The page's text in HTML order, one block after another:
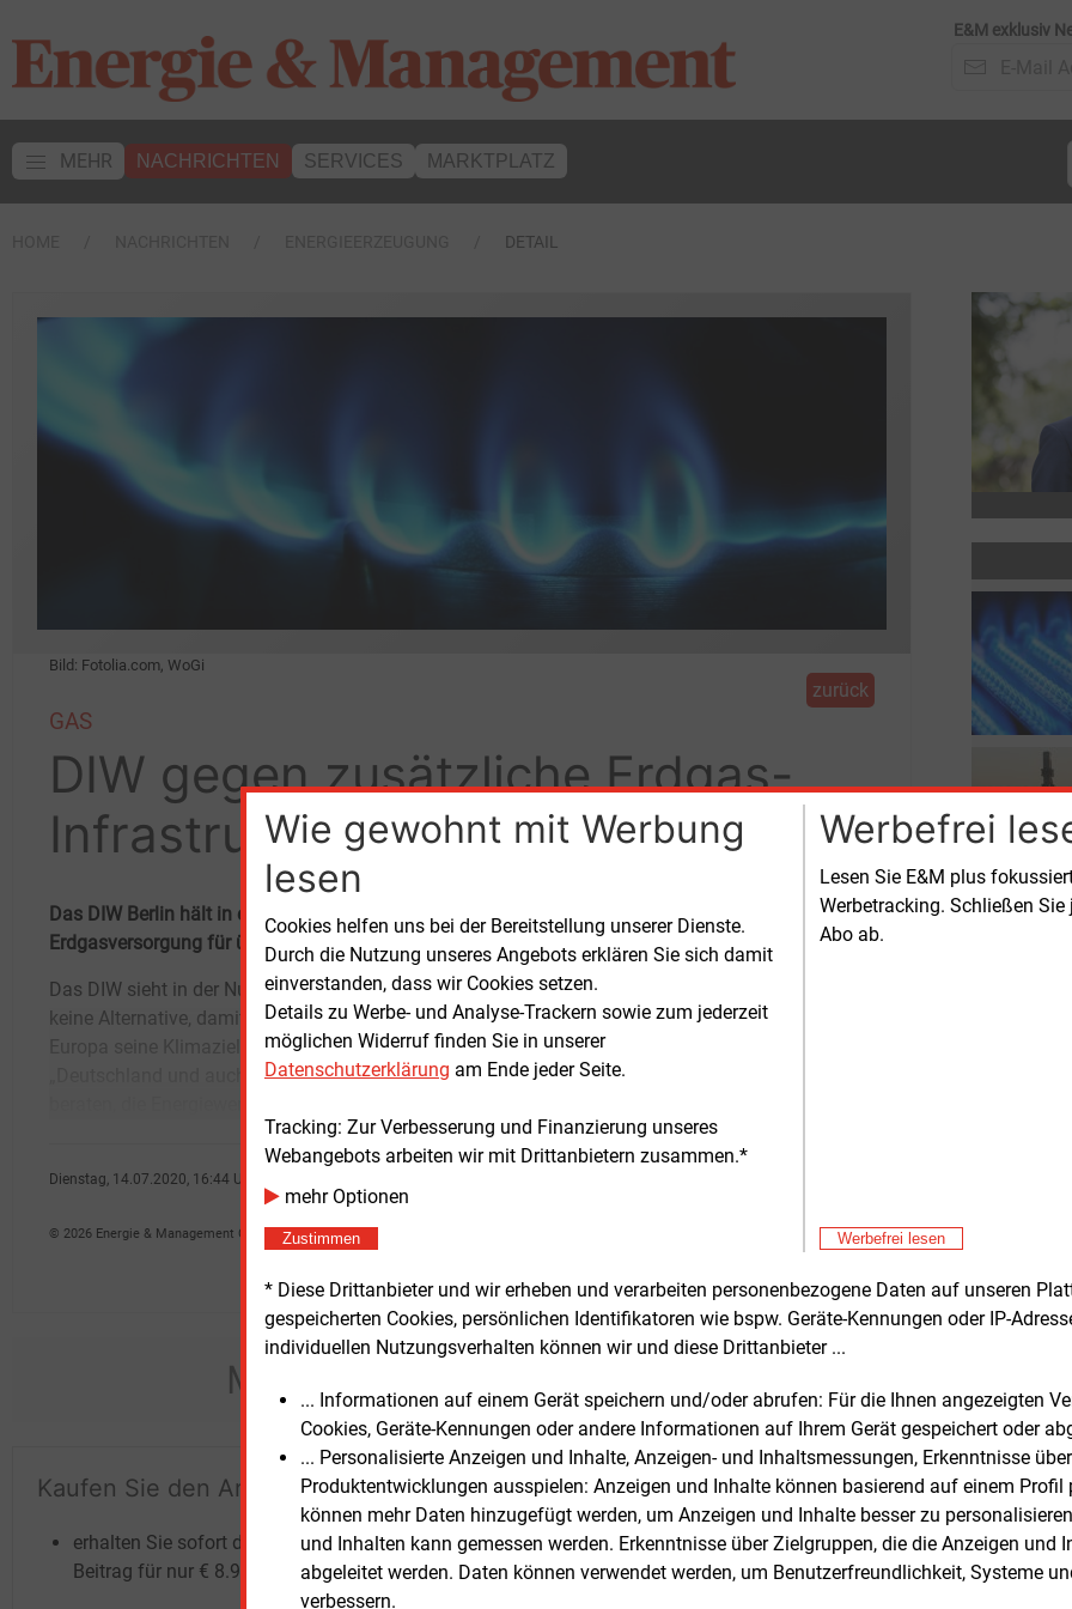
E&M exklusiv
MEHR NACHRICHTEN SERVICES MARKTPLATZ
DETAIL
Wie gewohnt mit Werbung
lesen
Cookies helfen uns bei der Bereitstellung unserer Dienste.
Durch die Nutzung unseres Angebots erklären Sie sich damit
einverstanden, dass wir Cookies setzen.
Details zu Werbe- und Analyse-Trackern sowie zum jederzeit
möglichen Widerruf finden Sie in unserer
Datenschutzerklärung am Ende jeder Seite.
Tracking: Zur Verbesserung und Finanzierung unseres
Webangebots arbeiten wir mit Drittanbietern zusammen.*
mehr Optionen
Zustimmen
Werbefrei
Lesen Sie E&M plus
Werbetracking. Schließen
Abo ab.
Werbefrei lesen
* Diese Drittanbieter und wir erheben und verarbeiten personenbezogene Daten auf unseren
gespeicherten Cookies, persönlichen Identifikatoren wie bspw. Geräte-Kennungen oder IP-
individuellen Nutzungsverhalten können wir und diese Drittanbieter ...
... Informationen auf einem Gerät speichern und/oder abrufen: Für die Ihnen angezeigten
Cookies, Geräte-Kennungen oder andere Informationen auf Ihrem Gerät gespeichert oder
... Personalisierte Anzeigen und Inhalte, Anzeigen- und Inhaltsmessungen, Erkenntnisse
Produktentwicklungen ausspielen: Anzeigen und Inhalte können basierend auf einem Profil
können mehr Daten hinzugefügt werden, um Anzeigen und Inhalte besser zu
und Inhalten kann gemessen werden. Erkenntnisse über Zielgruppen, die die Anzeigen und
abgeleitet werden. Daten können verwendet werden, um Benutzerfreundlichkeit, Systeme
verbessern.
Bild: Fotolia.com, WoGi
zurück
GAS
DIW gegen zusätzliche Erdgas-
Infrastruktur
Das DIW Berlin hält in einer Analyse neue Gaspipelines und LNG-Terminals in Europa für die
Erdgasversorgung für überflüssig.
Das DIW sieht in der Nutzung von Erdgas
keine Alternative, damit Deutschland und
Europa seine Klimaziele erreichen.
„Deutschland und auch Europa wären gut
fossilen Energien (inklusive Erdgas) hin zu
einer Vollversorgung mit erneuerbaren
Energien mit allen Kräften zu unterstützen“,
schreiben die beiden DIW-Autorinnen
Dienstag, 14.07.2020, 16:44 Uhr
© 2026 Energie & Management GmbH
Möchten Sie diese und weitere Nachrichten
Kaufen Sie den Artikel
erhalten Sie sofort diesen redaktionellen
Beitrag für nur € 8.93
Testen SieE&M
kostenlos
und unverbindlich
Zwei Wochen kostenfreier Zugang
Login